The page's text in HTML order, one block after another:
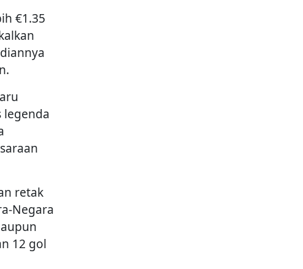
€1.35
legenda
retak
Negara
12 gol